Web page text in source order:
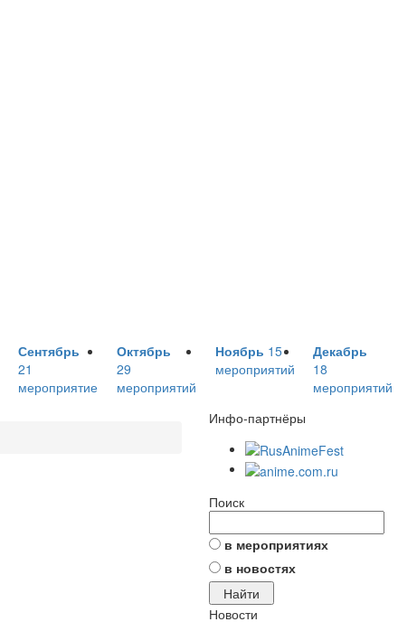
Сентябрь
21
мероприятие
Октябрь
29
мероприятий
Ноябрь 15
мероприятий
Декабрь
18
мероприятий
Инфо-партнёры
Поиск
в мероприятиях
в новостях
Новости